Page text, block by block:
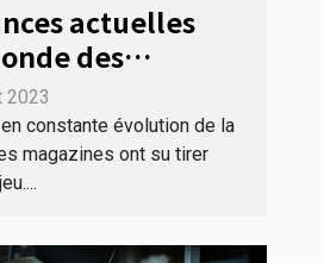
actuelles
des
2023
constante évolution de la
magazines ont su tirer